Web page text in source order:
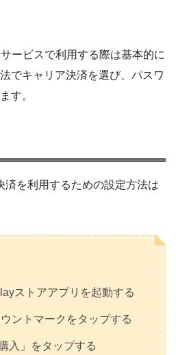
ービスで利用する際は基本的に
でキャリア決済を選び、パスワ
す。
済を利用するための設定方法は
ストアアプリを起動する
ントマークをタップする
入」をタップする